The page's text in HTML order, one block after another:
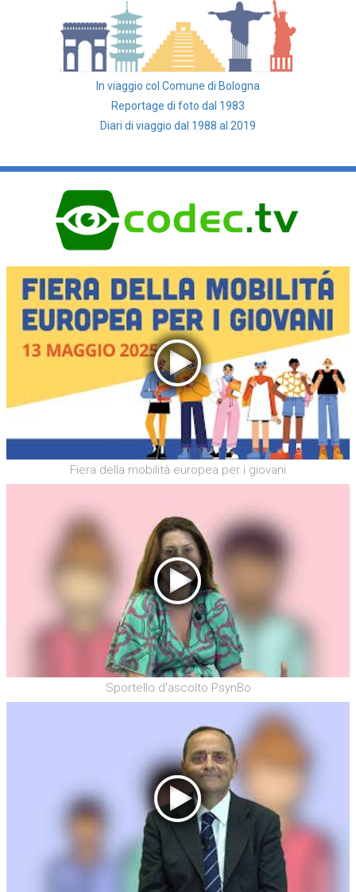
In viaggio col Comune di Bologna
Reportage di foto dal 1983
Diari di viaggio dal 1988 al 2019
Fiera della mobilità europea per i giovani
Sportello d'ascolto PsynBo